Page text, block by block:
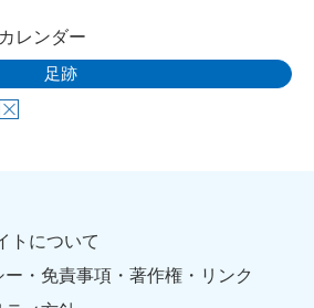
レンダー
足跡
トについて
・免責事項・著作権・リンク